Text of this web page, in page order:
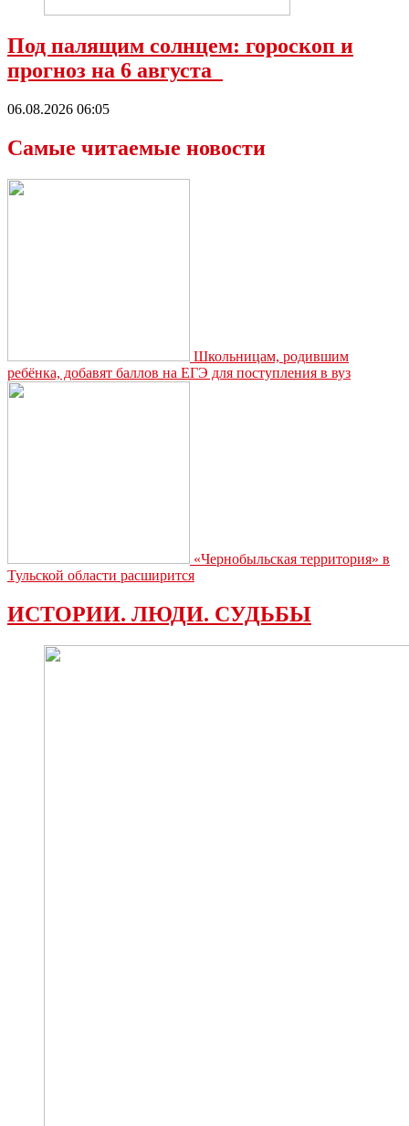
Под палящим солнцем: гороскоп и
прогноз на 6 августа
06.08.2026 06:05
Самые читаемые новости
Школьницам, родившим
ребёнка, добавят баллов на ЕГЭ для поступления в вуз
«Чернобыльская территория» в
Тульской области расширится
ИСТОРИИ. ЛЮДИ. СУДЬБЫ